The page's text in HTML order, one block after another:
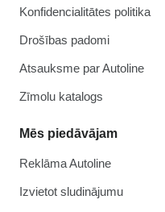
Konfidencialitātes politika
Drošības padomi
Atsauksme par Autoline
Zīmolu katalogs
Mēs piedāvājam
Reklāma Autoline
Izvietot sludinājumu